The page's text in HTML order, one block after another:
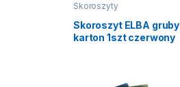
Skoroszyty
Skoroszyt ELBA gruby
karton 1szt czerwony